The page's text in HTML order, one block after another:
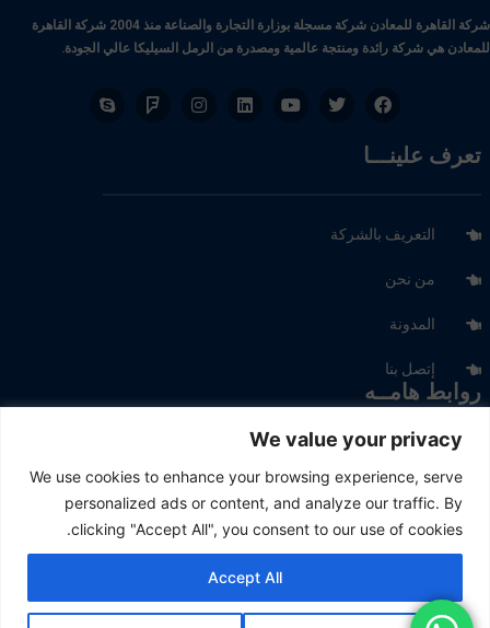
We value your privacy
We use cookies to enhance your browsing experience, serve
personalized ads or content, and analyze our traffic. By
clicking "Accept All", you consent to our use of cookies.
Accept All
شركة القاهرة للمعادن شركة مسجلة بوزارة التجارة والصناعة منذ 2004 شركة القاهرة
للمعادن هي شركة رائدة ومنتجة عالمية ومصدرة من الرمل السيليكا عالي الجودة.
تعرف علينـــا
التعريف بالشركة
من نحن
المدونة
إتصل بنا
روابط هامــه
منتجــاتنا
أسواقنا
التعبئة